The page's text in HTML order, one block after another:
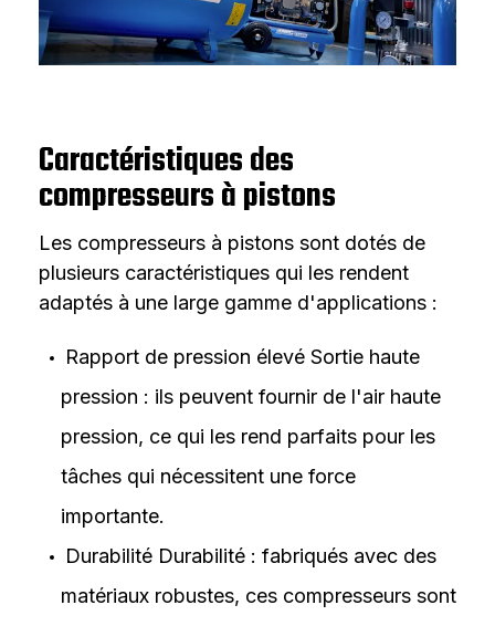
Caractéristiques des
compresseurs à pistons
Les compresseurs à pistons sont dotés de
plusieurs caractéristiques qui les rendent
adaptés à une large gamme d'applications :
Rapport de pression élevé Sortie haute
pression : ils peuvent fournir de l'air haute
pression, ce qui les rend parfaits pour les
tâches qui nécessitent une force
importante.
Durabilité Durabilité : fabriqués avec des
matériaux robustes, ces compresseurs sont